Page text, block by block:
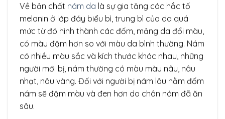
Về bản chất nám da là sự gia tăng các hắc tố
melanin ở lớp đáy biểu bì, trung bì của da quá
mức từ đó hình thành các đốm, mảng da đổi màu,
có màu đậm hơn so với màu da bình thường. Nám
có nhiều màu sắc và kích thước khác nhau, những
người mới bị, nám thường có màu màu nâu, nâu
nhạt, nâu vàng. Đối với người bị nám lâu nằm đốm
nám sẽ đậm màu và đen hơn do chân nám đã ăn
sâu.